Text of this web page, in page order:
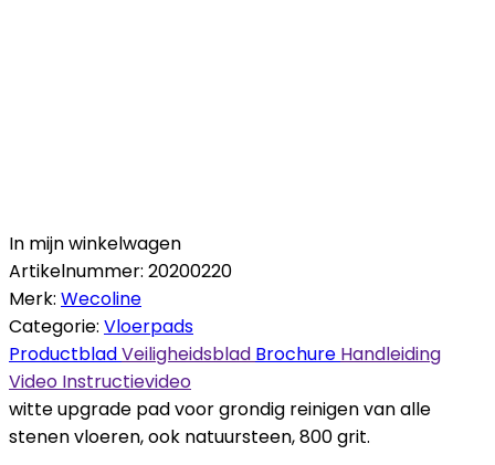
In mijn winkelwagen
Artikelnummer: 20200220
Merk: Wecoline
Categorie: Vloerpads
ProductbladVeiligheidsblad Brochure Handleiding
Video Instructievideo
witte upgrade pad voor grondig reinigen van alle
stenen vloeren, ook natuursteen, 800 grit.